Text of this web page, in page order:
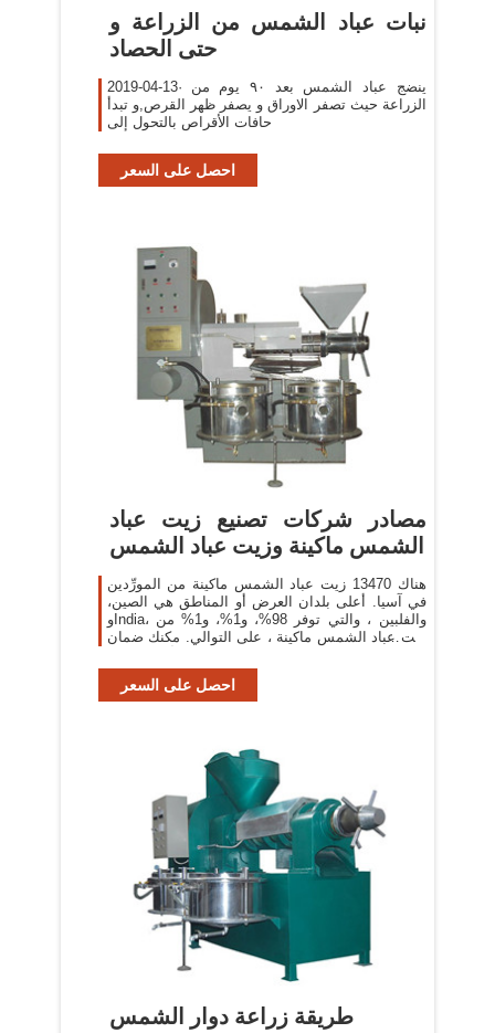
‫نبات عباد الشمس من الزراعة و
حتى الحصاد
2019-04-13· ينضج عباد الشمس بعد ٩٠ يوم من
الزراعة حيث تصفر الاوراق و يصفر ظهر القرص,و تبدأ
حافات الأقراص بالتحول إلى
احصل على السعر
مصادر شركات تصنيع زيت عباد
الشمس ماكينة وزيت عباد الشمس
هناك 13470 زيت عباد الشمس ماكينة من المورِّدين
في آسيا. أعلى بلدان العرض أو المناطق هي الصين،
وIndia، والفلبين ، والتي توفر 98%، و1%، و1% من
زيت عباد الشمس ماكينة ، على التوالي. مكنك ضمان
احصل على السعر
‫طريقة زراعة دوار الشمس